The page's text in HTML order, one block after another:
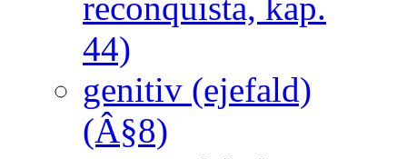
reconquista, kap.
44)
genitiv (ejefald)
(Â§8)